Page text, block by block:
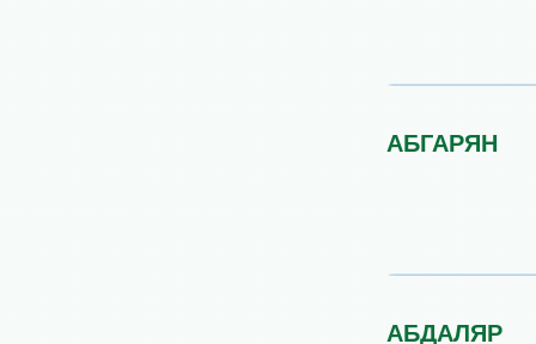
АБГАРЯН
АБДАЛЯР